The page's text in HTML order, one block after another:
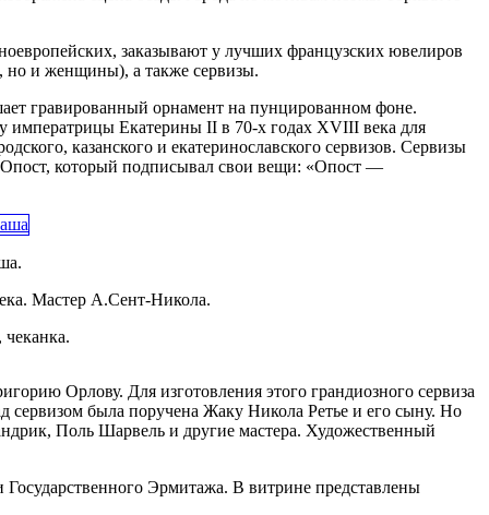
заказывают у лучших французских ювелиров
но и женщины), а также сервизы.
гравированный орнамент на пунцированном фоне.
императрицы Екатерины II в 70-х годах XVIII века для
казанского и екатеринославского сервизов. Сервизы
Опост, который подписывал свои вещи: «Опост —
Мастер А.Сент-Никола.
чеканка.
Орлову. Для изготовления этого грандиозного сервиза
сервизом была поручена Жаку Никола Ретье и его сыну. Но
Поль Шарвель и другие мастера. Художественный
Эрмитажа. В витрине представлены